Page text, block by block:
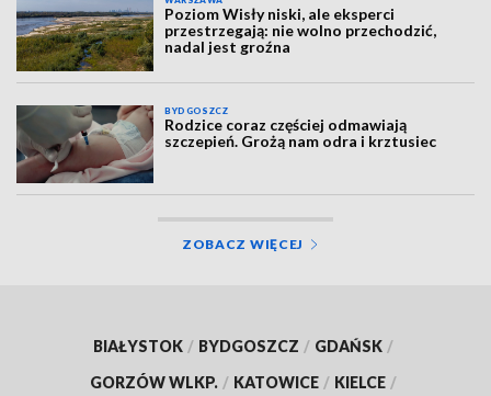
Poziom Wisły niski, ale eksperci
przestrzegają: nie wolno przechodzić,
nadal jest groźna
BYDGOSZCZ
Rodzice coraz częściej odmawiają
szczepień. Grożą nam odra i krztusiec
ZOBACZ WIĘCEJ
BIAŁYSTOK / BYDGOSZCZ / GDAŃSK /
GORZÓW WLKP. / KATOWICE / KIELCE /